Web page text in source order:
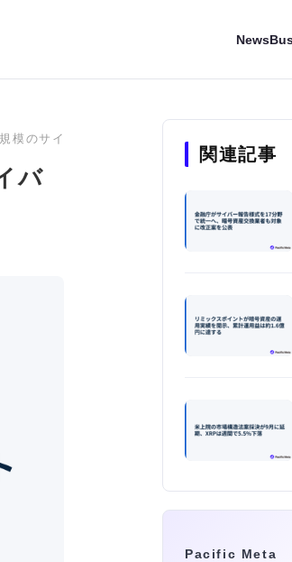
News
のサイバー犯罪ネットワークの阻止へ
バ
関連記事
Pacific Meta